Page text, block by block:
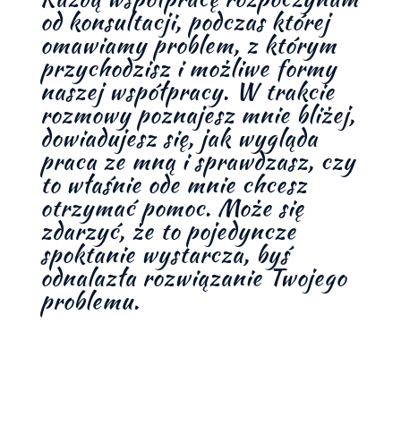
od konsultacji, podczas której
omawiamy problem, z którym
przychodzisz i możliwe formy
naszej współpracy. W trakcie
rozmowy poznajesz mnie bliżej,
dowiadujesz się, jak wygląda
praca ze mną i sprawdzasz, czy
to właśnie ode mnie chcesz
otrzymać pomoc. Może się
zdarzyć, że to pojedyncze
spoktanie wystarcza, byś
odnalazła rozwiązanie Twojego
problemu.